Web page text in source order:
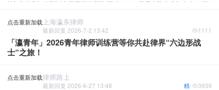
点击重新加载 上海瀛东律师
最新回复 2026-7-2 13:42 1111
「瀛青年」2026青年律师训练营等你共赴律界“六边形战
士“之旅！
点击重新加载律师路上
最新回复 2026-6-27 13:48 3939
精